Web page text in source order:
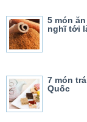
5 món
nghĩ tới
7 món
Quốc